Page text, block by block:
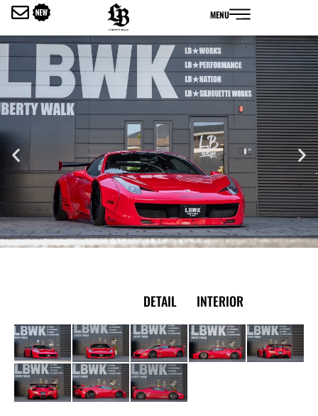
を
ス
キ
ッ
プ
MENU
DETAIL INTERIOR